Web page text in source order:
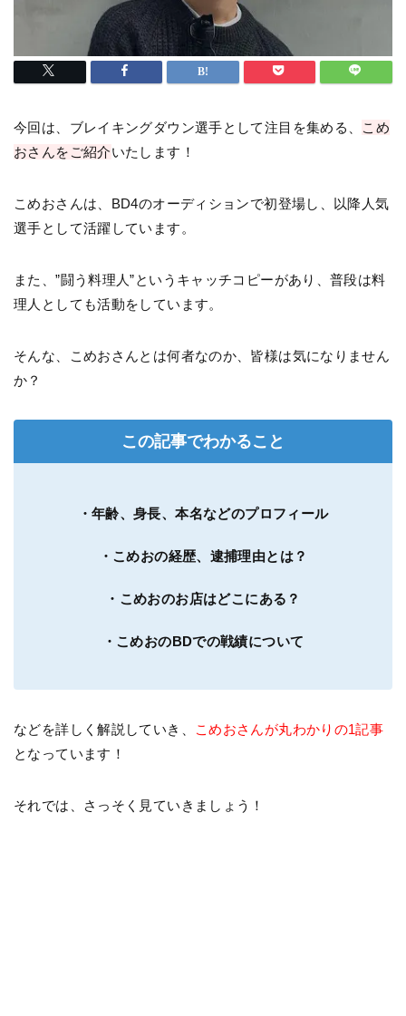
今回は、ブレイキングダウン選手として注目を集める、 こめ
おさんをご紹介いたします！
こめおさんは、BD4のオーディションで初登場し、以降人気
選手として活躍しています。
また、”闘う料理人”というキャッチコピーがあり、普段は料
理人としても活動をしています。
そんな、こめおさんとは何者なのか、皆様は気になりません
か？
この記事でわかること
・年齢、身長、本名などのプロフィール
・こめおの経歴、逮捕理由とは？
・こめおのお店はどこにある？
・こめおのBDでの戦績について
などを詳しく解説していき、
こめおさんが丸わかりの1記事
となっています！
それでは、さっそく見ていきましょう！